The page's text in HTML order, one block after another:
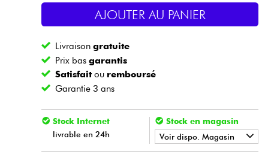
Vents
Câbles & Access.
AJOUTER AU PANIER
Livraisongratuite
Prix basgarantis
Satisfaitou remboursé
Garantie 3 ans
Stock Internet
livrable en 24h
Stock en magasin
Voir dispo. Magasin